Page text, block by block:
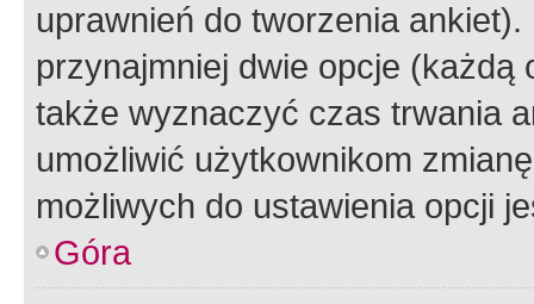
uprawnień do tworzenia
przynajmniej dwie opcje
także wyznaczyć czas trwania
umożliwić użytkownikom
możliwych do ustawienia opcji
Góra